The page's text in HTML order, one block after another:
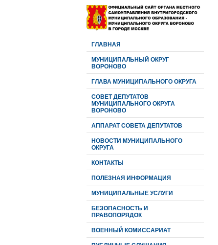
ГЛАВНАЯ
МУНИЦИПАЛЬНЫЙ ОКРУГ
ВОРОНОВО
ГЛАВА МУНИЦИПАЛЬНОГО ОКРУГА
CОВЕТ ДЕПУТАТОВ
МУНИЦИПАЛЬНОГО ОКРУГА
ВОРОНОВО
АППАРАТ СОВЕТА ДЕПУТАТОВ
НОВОСТИ МУНИЦИПАЛЬНОГО
ОКРУГА
КОНТАКТЫ
ПОЛЕЗНАЯ ИНФОРМАЦИЯ
МУНИЦИПАЛЬНЫЕ УСЛУГИ
БЕЗОПАСНОСТЬ И
ПРАВОПОРЯДОК
ВОЕННЫЙ КОМИССАРИАТ